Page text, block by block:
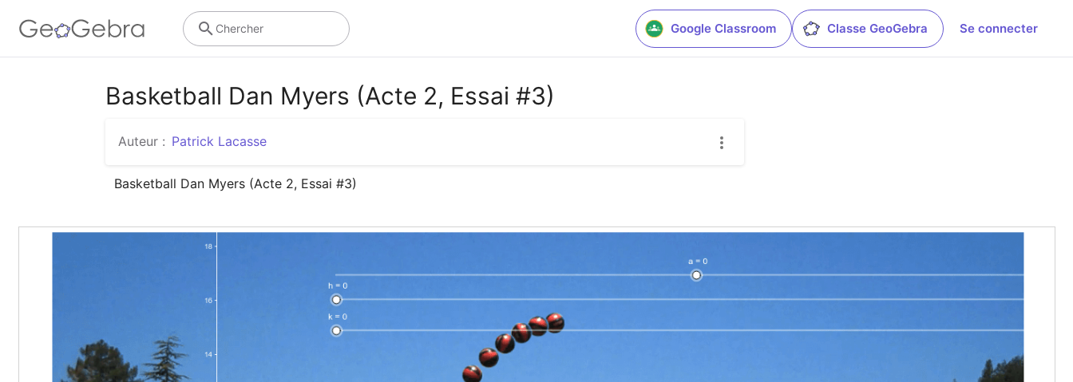
Google Classroom Classe GeoGebra Se connecter
Chercher
Basketball Dan Myers (Acte 2, Essai #3)
Auteur : Patrick Lacasse
Basketball Dan Myers (Acte 2, Essai #3)